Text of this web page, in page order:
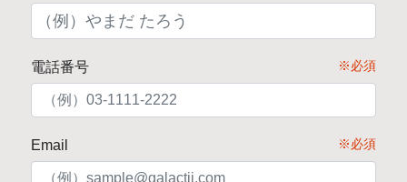
電話番号 ※必須
Email ※必須